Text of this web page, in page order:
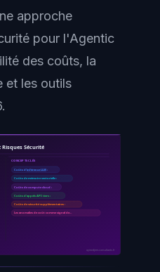
approche
pour l'Agentic
des coûts, la
et les outils
Sécurité
CONCEPTS CLÉS
Coûts d'inférence LLM:
Coûts de mémoire vectorielle :
Coûts de compute cloud :
Coûts d'appels API tiers :
Coûts de sécurité supplémentaires :
Les anomalies de coût comme signal de…
ayinedjimi-consultants.fr